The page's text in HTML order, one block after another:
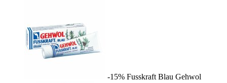
-15% Fusskraft Blau Gehwol